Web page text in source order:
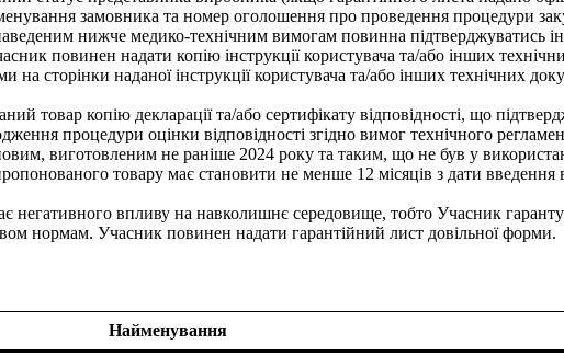
замовника та номер оголошення про проведення процедури
нижче медико-технічним вимогам повинна підтверджуватись
повинен надати копію інструкції користувача та/або інших
сторінки наданої інструкції користувача та/або інших технічних
товар копію декларації та/або сертифікату відповідності, що
процедури оцінки відповідності згідно вимог технічного
виготовленим не раніше 2024 року та таким, що не був у
товару має становити не менше 12 місяців з дати
впливу на навколишнє середовище, тобто Учасник
нормам. Учасник повинен надати гарантійний лист довільної форми.
Найменування